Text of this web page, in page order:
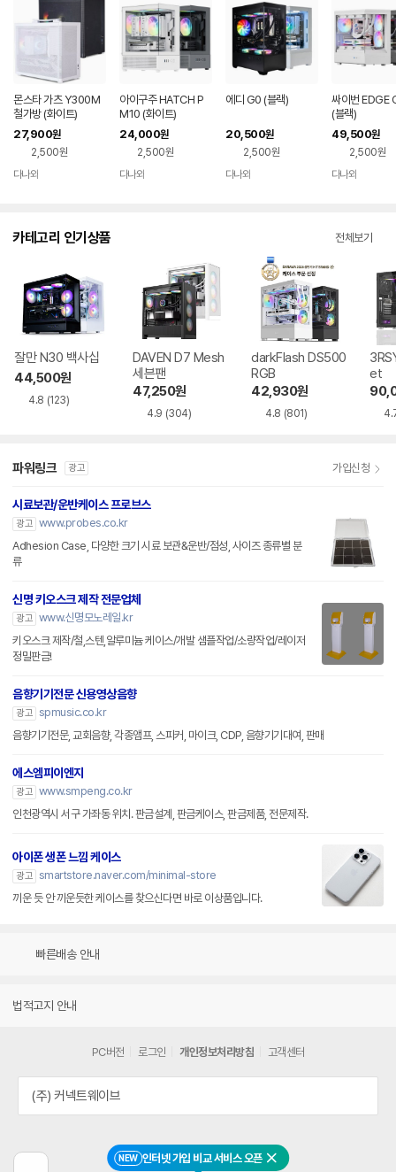
NEW 인터넷 가입 비교 서비스 오픈 닫기
몬스타 가츠 Y300M
철가방 (화이트)
27,900원
2,500원
다나와
아이구주 HATCH P
M10 (화이트)
24,000원
2,500원
다나와
에디 G0 (블랙)
20,500원
2,500원
다나와
싸이번 EDGE
(블랙)
49,500원
2,500원
다나와
카테고리 인기상품 전체보기
잘만 N30 백사십
44,500원
4.8 (123)
DAVEN D7 Mesh
세븐팬
47,250원
4.9 (304)
darkFlash DS500
RGB
42,930원
4.8 (801)
et
파워링크 광고 가입신청
시료보관/운반케이스 프로브스
광고 www.probes.co.kr
Adhesion Case, 다양한 크기 시료 보관&운반/점성, 사이즈 종류별 분
류
신명 키오스크 제작 전문업체
광고 www.신명모노레일.kr
키오스크 제작/철,스텐,알루미늄 케이스/개발 샘플작업/소량작업/레이저
정밀판금!
음향기기전문 신용영상음향
광고 spmusic.co.kr
음향기기전문, 교회음향, 각종앰프, 스피커, 마이크, CDP, 음향기기대여, 판매
에스엠피이엔지
광고 www.smpeng.co.kr
인천광역시 서구 가좌동 위치. 판금설계, 판금케이스, 판금제품, 전문제작.
아이폰 생폰 느낌 케이스
광고 smartstore.naver.com/minimal-store
끼운 듯 안 끼운듯한 케이스를 찾으신다면 바로 이상품입니다.
빠른배송 안내
법적고지 안내
PC버전 로그인 개인정보처리방침 고객센터
(주) 커넥트웨이브